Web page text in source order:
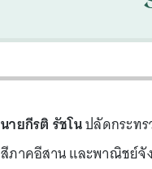
นายกีรติ รัชโนปลัดกระทร
สีภาคอีสาน และพาณิชย์จั